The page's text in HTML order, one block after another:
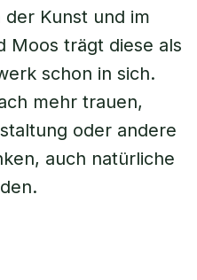
Kunst und im
Moos trägt diese als
schon in sich.
mehr trauen,
oder andere
auch natürliche